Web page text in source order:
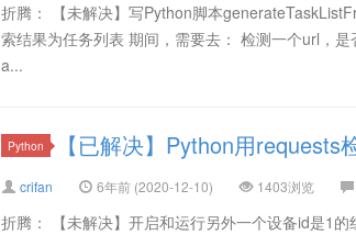
折腾： 【未解决】写Python脚本
索结果为任务列表 期间，需要去： 检测一个url，
a...
Python 【已解决】Python用
crifan 6年前 (2020-12-10) 1403浏览
折腾： 【未解决】开启和运行另外一个设备id是1